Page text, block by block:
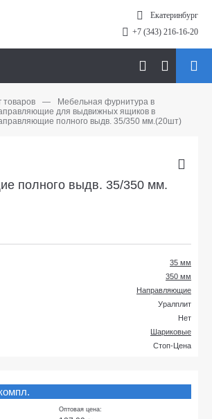
Екатеринбург
+7 (343) 216-16-20
товаров —
Мебельная фурнитура в
для выдвижных ящиков в
полного выдв. 35/350 мм.(20шт)
полного выдв. 35/350 мм.
35 мм
350 мм
Направляющие
Уралплит
Нет
Шариковые
Стоп-Цена
Оптовая цена: